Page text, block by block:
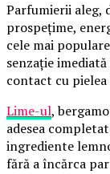
Parfumierii aleg,
prospețime,
cele mai
senzație
contact cu
Lime-ul,
adesea
ingrediente
fără a încărca